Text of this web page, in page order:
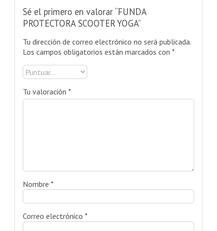
Sé el primero en valorar “FUNDA
PROTECTORA SCOOTER YOGA”
Tu dirección de correo electrónico no será publicada.
Los campos obligatorios están marcados con *
Tu valoración *
Nombre *
Correo electrónico *